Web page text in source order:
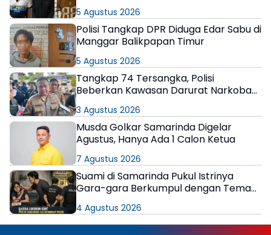
5 Agustus 2026
Polisi Tangkap DPR Diduga Edar Sabu di
Manggar Balikpapan Timur
5 Agustus 2026
Tangkap 74 Tersangka, Polisi
Beberkan Kawasan Darurat Narkoba
3 Agustus 2026
Musda Golkar Samarinda Digelar
Agustus, Hanya Ada 1 Calon Ketua
7 Agustus 2026
Suami di Samarinda Pukul Istrinya
Gara-gara Berkumpul dengan Teman
4 Agustus 2026